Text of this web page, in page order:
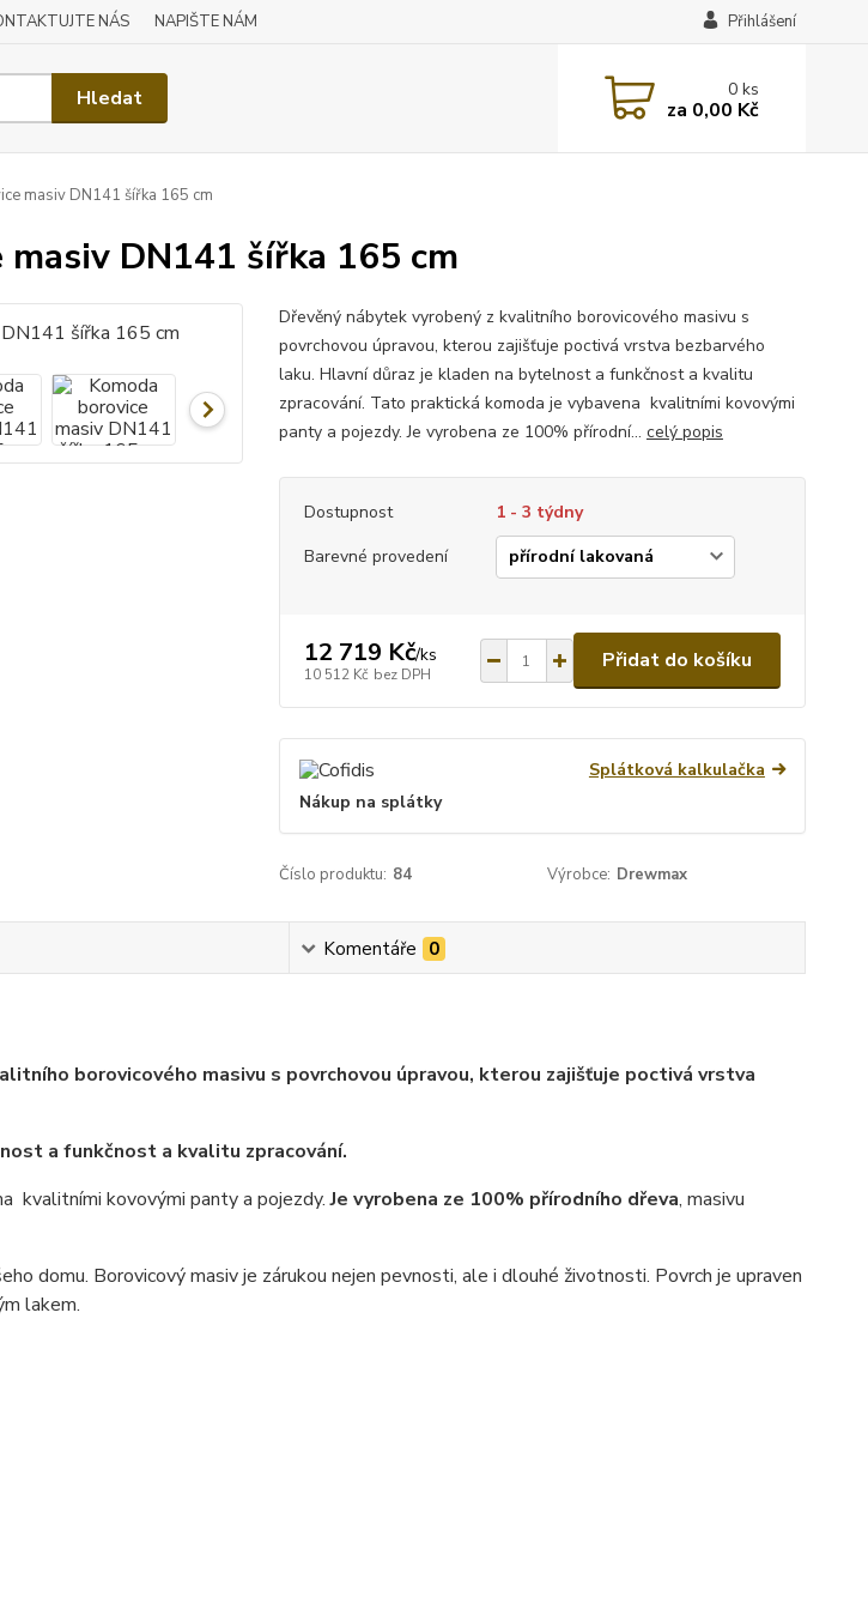
NÁS NAPIŠTE NÁM Přihlášení
Hledat 0ks
za 0,00 Kč
masiv DN141 šířka 165 cm
masiv DN141 šířka 165 cm
Dřevěný nábytek vyrobený z kvalitního borovicového masivu s
povrchovou úpravou, kterou zajišťuje poctivá vrstva bezbarvého
laku. Hlavní důraz je kladen na bytelnost a funkčnost a kvalitu
zpracování. Tato praktická komoda je vybavena kvalitními kovovými
panty a pojezdy. Je vyrobena ze 100% přírodní... celý popis
Dostupnost
1 - 3 týdny
Barevné provedení
12 719 Kč/ks
10 512 Kč bez DPH
Přidat do košíku
Splátková kalkulačka
Nákup na splátky
Číslo produktu: 84 Výrobce: Drewmax
Komentáře 0
borovicového masivu s povrchovou úpravou, kterou zajišťuje poctivá vrstva
a funkčnost a kvalitu zpracování.
kvalitními kovovými panty a pojezdy.Je vyrobena ze 100% přírodního dřeva, masivu
domu. Borovicový masiv je zárukou nejen pevnosti, ale i dlouhé životnosti. Povrch je upraven
lakem.